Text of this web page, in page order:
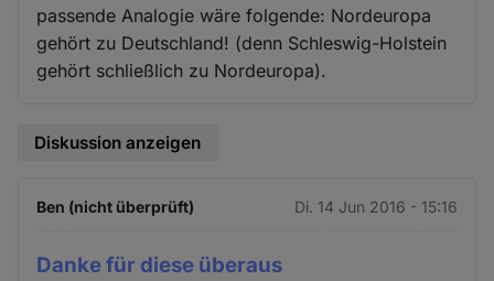
passende Analogie wäre folgende: Nordeuropa
gehört zu Deutschland! (denn Schleswig-Holstein
gehört schließlich zu Nordeuropa).
Diskussion anzeigen
Ben (nicht überprüft) Di. 14 Jun 2016 - 15:16
Danke für diese überaus